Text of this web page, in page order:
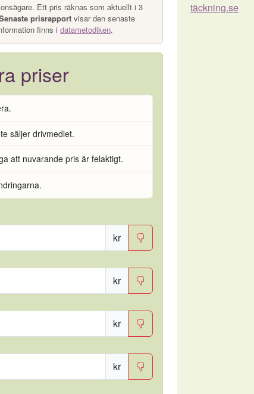
Ett pris räknas som aktuellt i 3
prisrapport visar den senaste
finns i datametodiken.
priser
säljer drivmedlet.
att nuvarande pris är felaktigt.
kr
kr
kr
kr
täckning.se